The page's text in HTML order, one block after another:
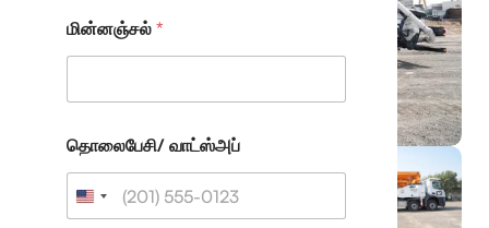
மின்னஞ்சல்*
தொலைபேசி/ வாட்ஸ்அப்